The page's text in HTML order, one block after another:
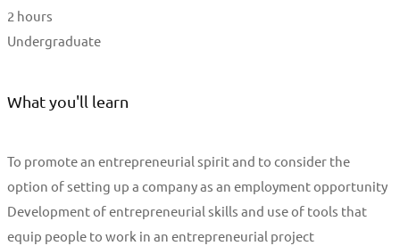
2 hours
Undergraduate
What you'll learn
To promote an entrepreneurial spirit and to consider the
option of setting up a company as an employment opportunity
Development of entrepreneurial skills and use of tools that
equip people to work in an entrepreneurial project